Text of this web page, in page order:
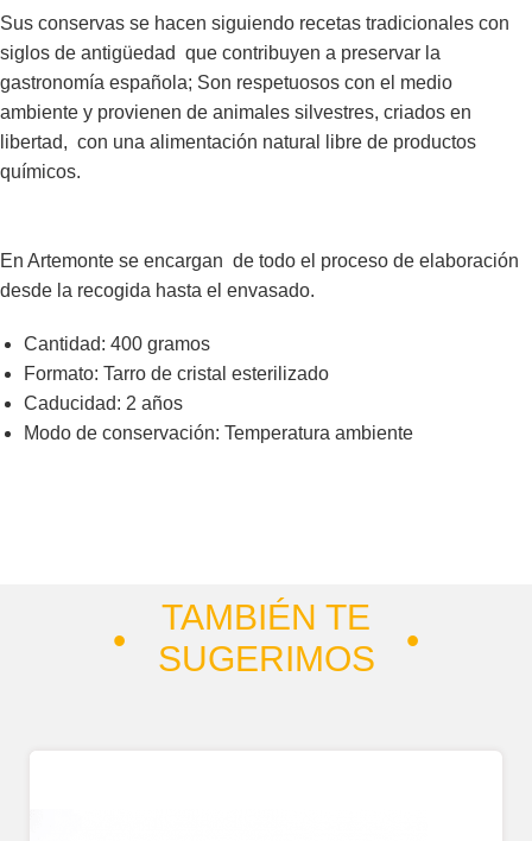
Sus conservas se hacen siguiendo recetas tradicionales con
siglos de antigüedad que contribuyen a preservar la
gastronomía española; Son respetuosos con el medio
ambiente y provienen de animales silvestres, criados en
libertad, con una alimentación natural libre de productos
En Artemonte se encargan de todo el proceso de elaboración
Cantidad: 400 gramos
Formato: Tarro de cristal esterilizado
Caducidad: 2 años
Modo de conservación: Temperatura ambiente
TAMBIÉN TE
SUGERIMOS